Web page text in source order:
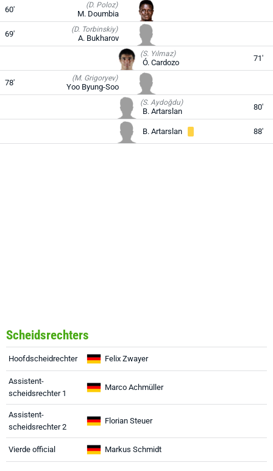
60' (D. Poloz)
M. Doumbia
69' (D. Torbinskiy)
A. Bukharov
(S. Yılmaz)
Ó. Cardozo 71'
78' (M. Grigoryev)
Yoo Byung-Soo
(S. Aydoğdu)
B. Artarslan 80'
B. Artarslan 88'
Scheidsrechters
Hoofdscheidrechter Felix Zwayer
Assistent-
scheidsrechter 1
Marco Achmüller
Assistent-
scheidsrechter 2
Florian Steuer
Vierde official Markus Schmidt